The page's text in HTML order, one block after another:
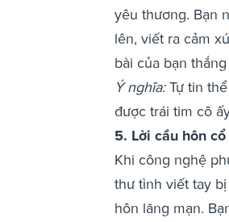
yêu thương. Bạn
lên, viết ra cảm
bài của bạn
Ý nghĩa:Tự tin
được trái tim cô
5. Lời cầu hôn
Khi công nghệ
thư tình viết tay
hôn lãng mạn.